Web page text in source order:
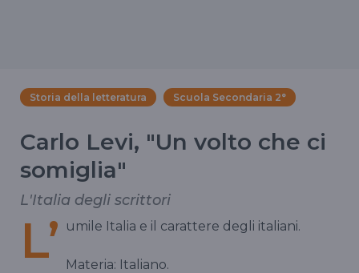
Storia della letteratura Scuola Secondaria 2°
Carlo Levi, "Un volto che ci
somiglia"
L'Italia degli scrittori
L’ umile Italia e il carattere degli italiani.
Materia: Italiano.